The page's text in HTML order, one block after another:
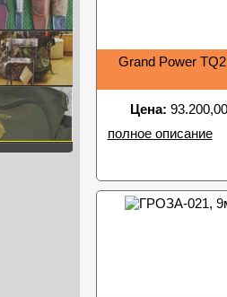
Grand Power
Цена:
полное описание